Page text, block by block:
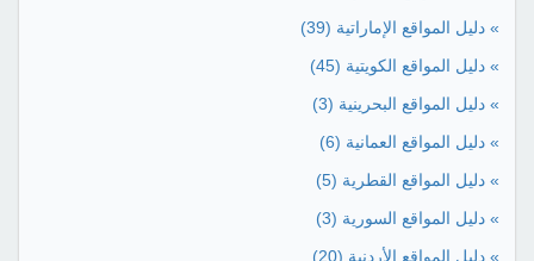
» دليل المواقع الإماراتية (39)
» دليل المواقع الكويتية (45)
» دليل المواقع البحرينية (3)
» دليل المواقع العمانية (6)
» دليل المواقع القطرية (5)
» دليل المواقع السورية (3)
» دليل المواقع الأردنية (20)